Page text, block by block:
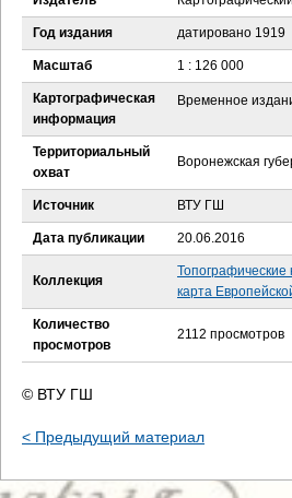
д
е
ь
Год издания датировано 1919
Масштаб 1 : 126 000
Картографическая
информация
Временное
Территориальный
охват
Воронежская
Источник ВТУ ГШ
Дата публикации 20.06.2016
Коллекция
Топографические
карта
Количество
просмотров
2112 просмотров
© ВТУ ГШ
< Предыдущий материал